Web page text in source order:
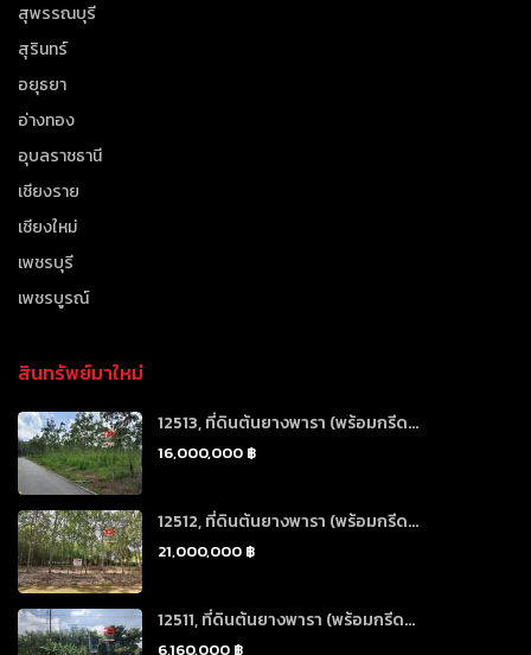
สุพรรณบุรี
สุรินทร์
อยุธยา
อ่างทอง
อุบลราชธานี
เชียงราย
เชียงใหม่
เพชรบุรี
เพชรบูรณ์
สินทรัพย์มาใหม่
12513, ที่ดินต้นยางพารา (พร้อมกรีด...
16,000,000 ฿
12512, ที่ดินต้นยางพารา (พร้อมกรีด...
21,000,000 ฿
12511, ที่ดินต้นยางพารา (พร้อมกรีด...
6,160,000 ฿